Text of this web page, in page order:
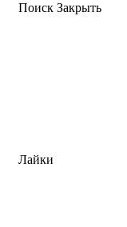
Поиск Закрыть
Лайки